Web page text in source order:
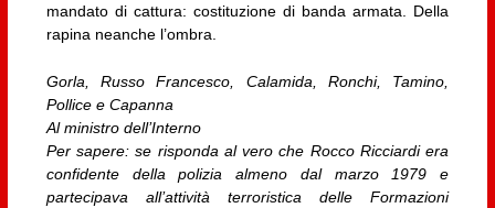
mandato di cattura: costituzione di banda armata. Della
rapina neanche l’ombra.
Gorla, Russo Francesco, Calamida, Ronchi, Tamino,
Pollice e Capanna
Al ministro dell’Interno
Per sapere: se risponda al vero che Rocco Ricciardi era
confidente della polizia almeno dal marzo 1979 e
partecipava all’attività terroristica delle Formazioni